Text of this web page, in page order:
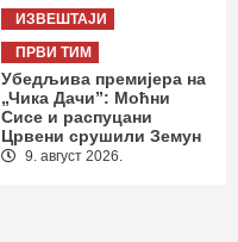
ИЗВЕШТАЈИ
ПРВИ ТИМ
Убедљива премијера на
„Чика Дачи”: Моћни
Сисе и распуцани
Црвени срушили Земун
9. август 2026.